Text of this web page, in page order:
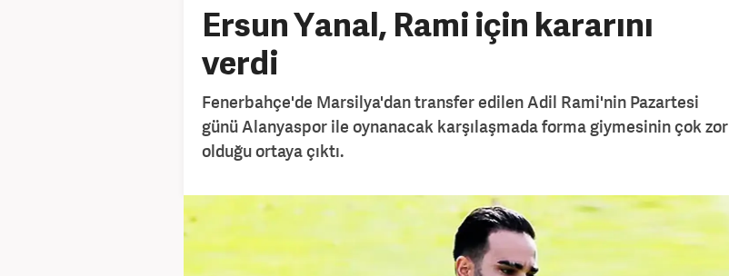
Ersun Yanal, Rami için kararını
verdi
Fenerbahçe'de Marsilya'dan transfer edilen Adil Rami'nin Pazartesi
günü Alanyaspor ile oynanacak karşılaşmada forma giymesinin çok zor
olduğu ortaya çıktı.